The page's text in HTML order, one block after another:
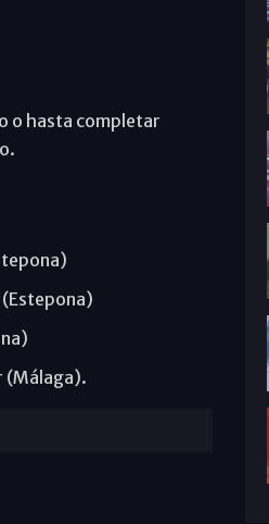
o hasta completar
(Estepona)
(Málaga).